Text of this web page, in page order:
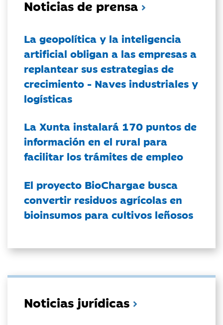
Noticias de prensa
La geopolítica y la inteligencia
artificial obligan a las empresas a
replantear sus estrategias de
crecimiento - Naves industriales y
logísticas
La Xunta instalará 170 puntos de
información en el rural para
facilitar los trámites de empleo
El proyecto BioChargae busca
convertir residuos agrícolas en
bioinsumos para cultivos leñosos
Noticias jurídicas